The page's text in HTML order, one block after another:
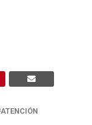
ATENCIÓN